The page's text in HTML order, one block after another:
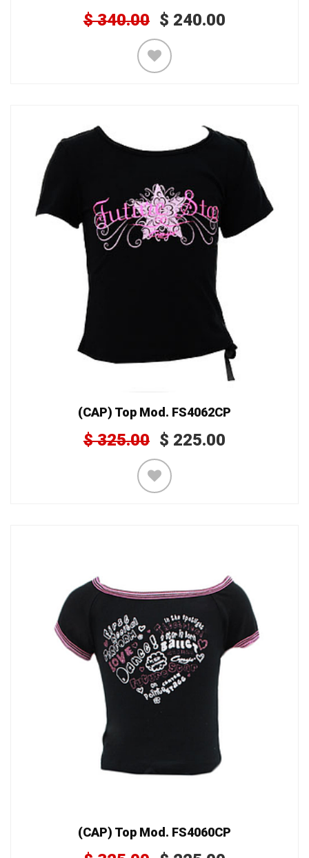
$340.00 $ 240.00
(CAP) Top Mod. FS4062CP
$325.00 $ 225.00
(CAP) Top Mod. FS4060CP